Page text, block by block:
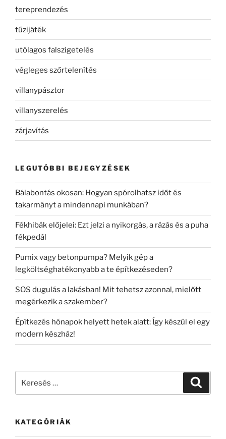
tereprendezés
tűzijáték
utólagos falszigetelés
végleges szőrtelenítés
villanypásztor
villanyszerelés
zárjavítás
LEGUTÓBBI BEJEGYZÉSEK
Bálabontás okosan: Hogyan spórolhatsz időt és
takarmányt a mindennapi munkában?
Fékhibák előjelei: Ezt jelzi a nyikorgás, a rázás és a puha
fékpedál
Pumix vagy betonpumpa? Melyik gép a
legköltséghatékonyabb a te építkezéseden?
SOS dugulás a lakásban! Mit tehetsz azonnal, mielőtt
megérkezik a szakember?
Építkezés hónapok helyett hetek alatt: Így készül el egy
modern készház!
KATEGÓRIÁK